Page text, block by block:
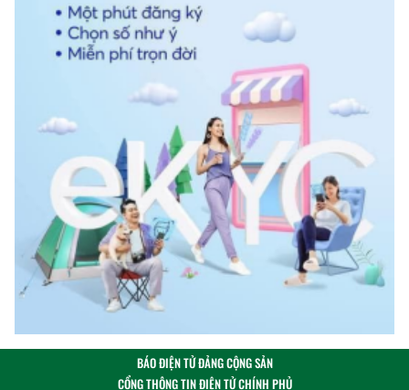
BÁO ĐIỆN TỬ ĐẢNG CỘNG SẢN
CỔNG THÔNG TIN ĐIỆN TỬ CHÍNH PHỦ